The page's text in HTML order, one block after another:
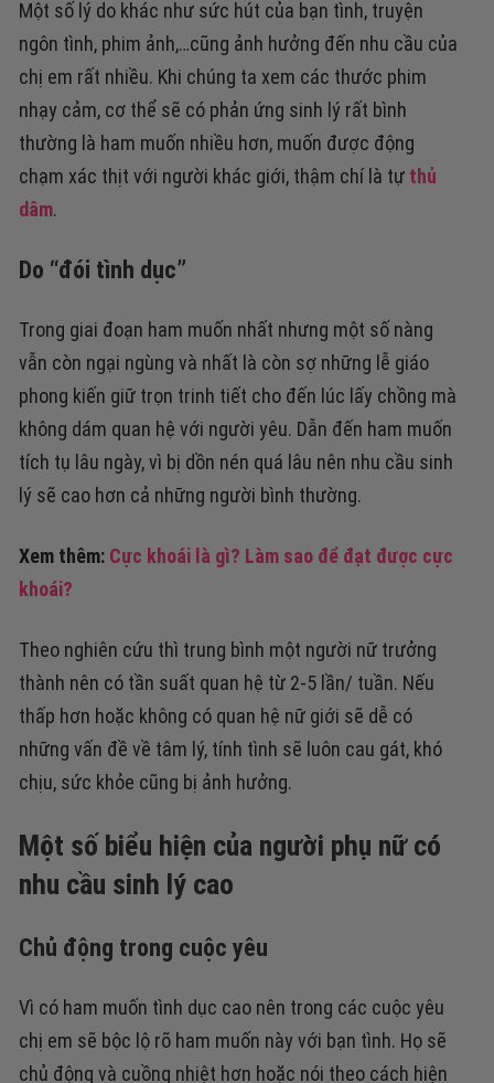
Một số lý do khác như sức hút của bạn tình, truyện
ngôn tình, phim ảnh,…cũng ảnh hưởng đến nhu cầu của
chị em rất nhiều. Khi chúng ta xem các thước phim
nhạy cảm, cơ thể sẽ có phản ứng sinh lý rất bình
thường là ham muốn nhiều hơn, muốn được động
chạm xác thịt với người khác giới, thậm chí là tự thủ
dâm.
Do “đói tình dục”
Trong giai đoạn ham muốn nhất nhưng một số nàng
vẫn còn ngại ngùng và nhất là còn sợ những lễ giáo
phong kiến giữ trọn trinh tiết cho đến lúc lấy chồng mà
không dám quan hệ với người yêu. Dẫn đến ham muốn
tích tụ lâu ngày, vì bị dồn nén quá lâu nên nhu cầu sinh
lý sẽ cao hơn cả những người bình thường.
Xem thêm: Cực khoái là gì? Làm sao để đạt được cực
khoái?
Theo nghiên cứu thì trung bình một người nữ trưởng
thành nên có tần suất quan hệ từ 2-5 lần/ tuần. Nếu
thấp hơn hoặc không có quan hệ nữ giới sẽ dễ có
những vấn đề về tâm lý, tính tình sẽ luôn cau gát, khó
chịu, sức khỏe cũng bị ảnh hưởng.
Một số biểu hiện của người phụ nữ có
nhu cầu sinh lý cao
Chủ động trong cuộc yêu
Vì có ham muốn tình dục cao nên trong các cuộc yêu
chị em sẽ bộc lộ rõ ham muốn này với bạn tình. Họ sẽ
chủ động và cuồng nhiệt hơn hoặc nói theo cách hiện